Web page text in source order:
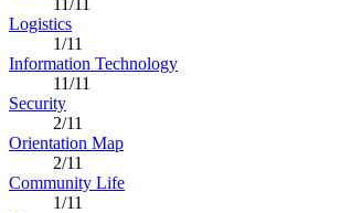
11/11
Logistics
1/11
Information Technology
11/11
Security
2/11
Orientation Map
2/11
Community Life
1/11